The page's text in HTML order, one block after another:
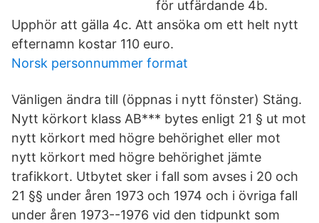
för utfärdande 4b.
Upphör att gälla 4c. Att ansöka om ett helt nytt
efternamn kostar 110 euro.
Norsk personnummer format
Vänligen ändra till (öppnas i nytt fönster) Stäng.
Nytt körkort klass AB*** bytes enligt 21 § ut mot
nytt körkort med högre behörighet eller mot
nytt körkort med högre behörighet jämte
trafikkort. Utbytet sker i fall som avses i 20 och
21 §§ under åren 1973 och 1974 och i övriga fall
under åren 1973--1976 vid den tidpunkt som